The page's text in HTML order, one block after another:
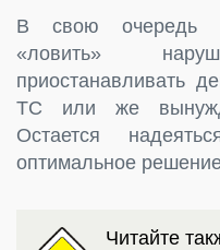
В свою очередь
«ловить»
приостанавливать
ТС или же
Остается
оптимальное
Читайте